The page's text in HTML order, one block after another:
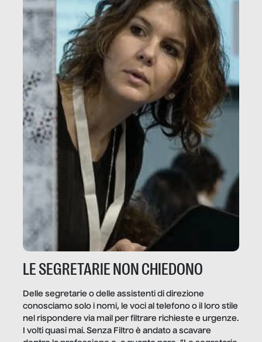
LE SEGRETARIE NON CHIEDONO
Delle segretarie o delle assistenti di direzione
conosciamo solo i nomi, le voci al telefono o il loro stile
nel rispondere via mail per filtrare richieste e urgenze.
I volti quasi mai. Senza Filtro è andato a scavare